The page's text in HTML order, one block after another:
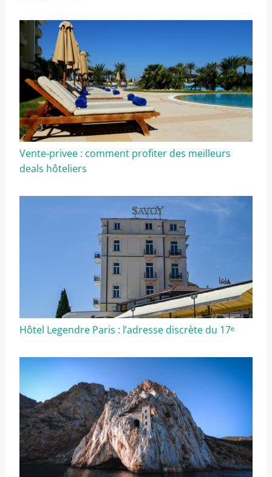
Vente-privee : comment profiter des meilleurs
deals hôteliers
Hôtel Legendre Paris : l’adresse discrète du 17ᵉ